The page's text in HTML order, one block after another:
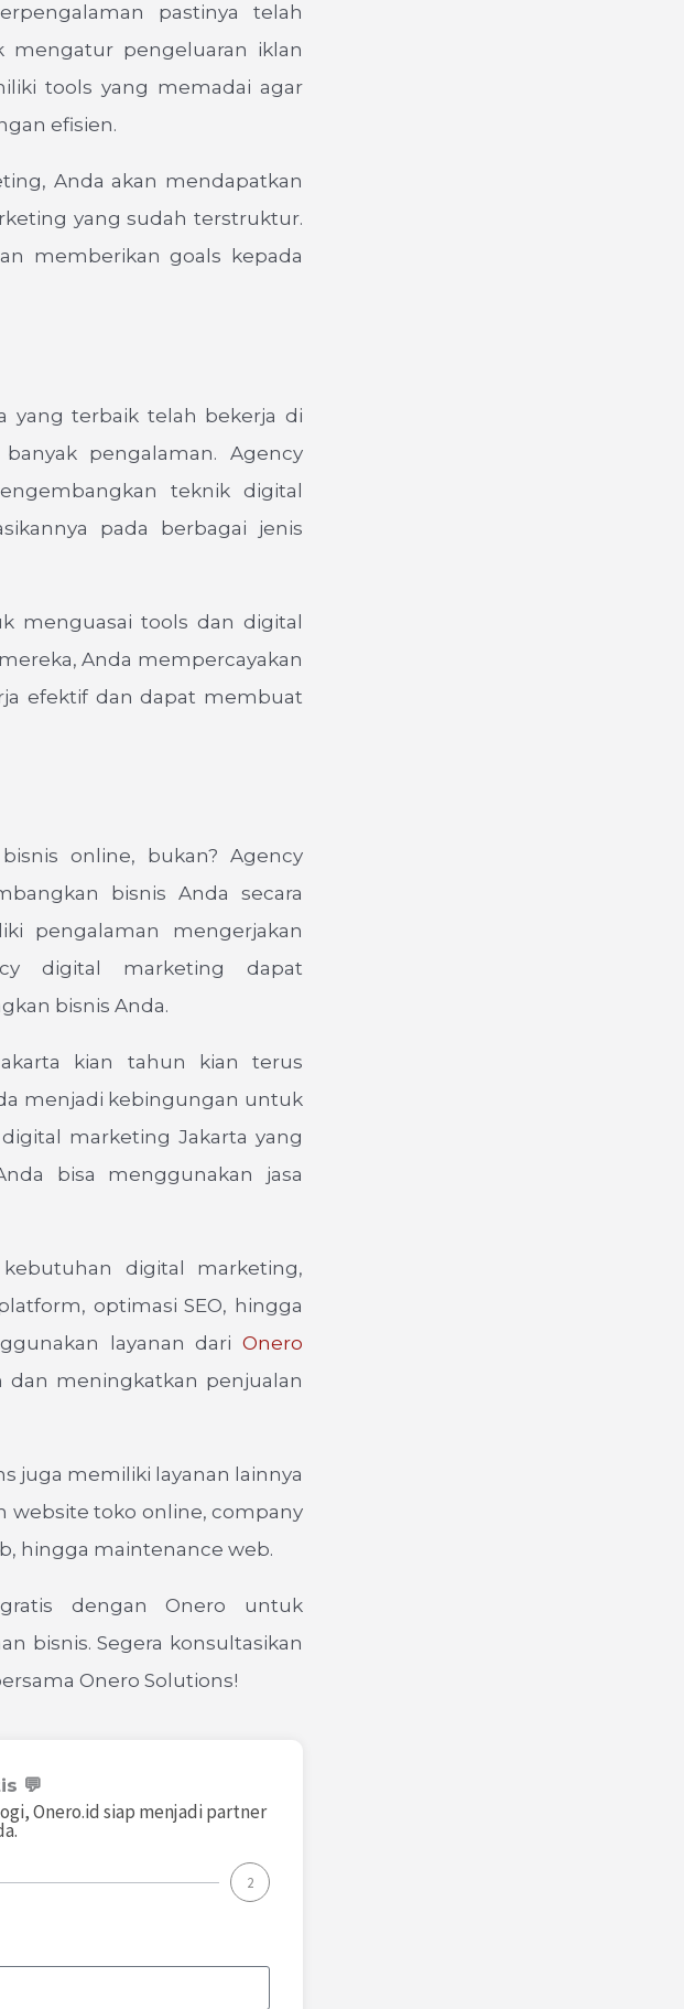
pastinya telah
pengeluaran iklan
tools yang memadai agar
efisien.
Anda akan mendapatkan
yang sudah terstruktur.
memberikan goals kepada
yang terbaik telah bekerja di
pengalaman. Agency
teknik digital
pada berbagai jenis
menguasai tools dan digital
Anda mempercayakan
efektif dan dapat membuat
online, bukan? Agency
bisnis Anda secara
pengalaman mengerjakan
digital marketing dapat
bisnis Anda.
kian tahun kian terus
menjadi kebingungan untuk
marketing Jakarta yang
bisa menggunakan jasa
digital marketing,
optimasi SEO, hingga
layanan dari Onero
dan meningkatkan penjualan
juga memiliki layanan lainnya
website toko online, company
hingga maintenance web.
dengan Onero untuk
bisnis. Segera konsultasikan
Onero Solutions!
💬
Onero.id siap menjadi partner
2